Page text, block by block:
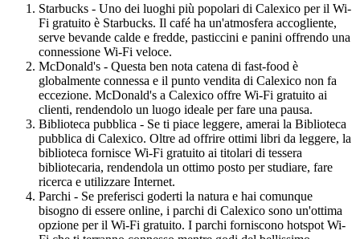
Starbucks - Uno dei luoghi più popolari di Calexico per il Wi-
Fi gratuito è Starbucks. Il café ha un'atmosfera accogliente,
serve bevande calde e fredde, pasticcini e panini offrendo una
connessione Wi-Fi veloce.
McDonald's - Questa ben nota catena di fast-food è
globalmente connessa e il punto vendita di Calexico non fa
eccezione. McDonald's a Calexico offre Wi-Fi gratuito ai
clienti, rendendolo un luogo ideale per fare una pausa.
Biblioteca pubblica - Se ti piace leggere, amerai la Biblioteca
pubblica di Calexico. Oltre ad offrire ottimi libri da leggere, la
biblioteca fornisce Wi-Fi gratuito ai titolari di tessera
bibliotecaria, rendendola un ottimo posto per studiare, fare
ricerca e utilizzare Internet.
Parchi - Se preferisci goderti la natura e hai comunque
bisogno di essere online, i parchi di Calexico sono un'ottima
opzione per il Wi-Fi gratuito. I parchi forniscono hotspot Wi-